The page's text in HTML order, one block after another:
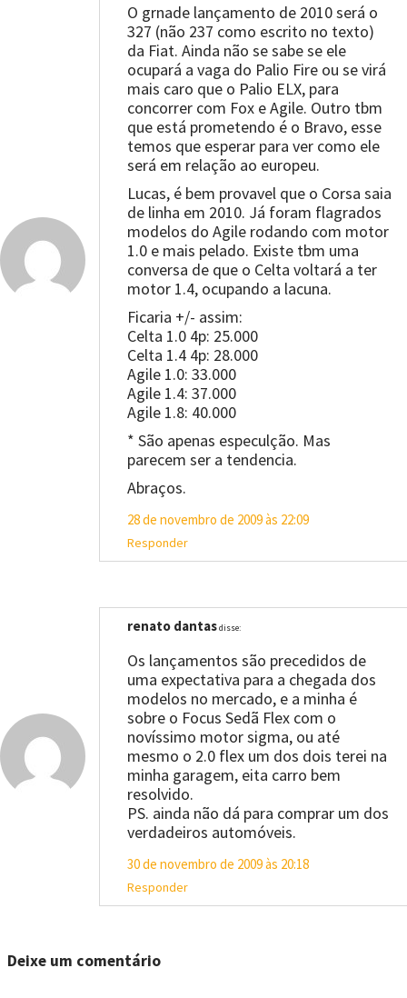
O grnade lançamento de 2010 será o
327 (não 237 como escrito no texto)
da Fiat. Ainda não se sabe se ele
ocupará a vaga do Palio Fire ou se virá
mais caro que o Palio ELX, para
concorrer com Fox e Agile. Outro tbm
que está prometendo é o Bravo, esse
temos que esperar para ver como ele
será em relação ao europeu.
Lucas, é bem provavel que o Corsa saia
de linha em 2010. Já foram flagrados
modelos do Agile rodando com motor
1.0 e mais pelado. Existe tbm uma
conversa de que o Celta voltará a ter
motor 1.4, ocupando a lacuna.
Ficaria +/- assim:
Celta 1.0 4p: 25.000
Celta 1.4 4p: 28.000
Agile 1.0: 33.000
Agile 1.4: 37.000
Agile 1.8: 40.000
* São apenas especulção. Mas
parecem ser a tendencia.
Abraços.
28 de novembro de 2009 às 22:09
Responder
renato dantasdisse:
Os lançamentos são precedidos de
uma expectativa para a chegada dos
modelos no mercado, e a minha é
sobre o Focus Sedã Flex com o
novíssimo motor sigma, ou até
mesmo o 2.0 flex um dos dois terei na
minha garagem, eita carro bem
resolvido.
PS. ainda não dá para comprar um dos
verdadeiros automóveis.
30 de novembro de 2009 às 20:18
Responder
Deixe um comentário